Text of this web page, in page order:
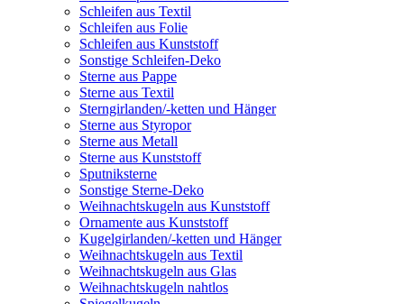
Schleifen aus Textil
Schleifen aus Folie
Schleifen aus Kunststoff
Sonstige Schleifen-Deko
Sterne aus Pappe
Sterne aus Textil
Sterngirlanden/-ketten und Hänger
Sterne aus Styropor
Sterne aus Metall
Sterne aus Kunststoff
Sputniksterne
Sonstige Sterne-Deko
Weihnachtskugeln aus Kunststoff
Ornamente aus Kunststoff
Kugelgirlanden/-ketten und Hänger
Weihnachtskugeln aus Textil
Weihnachtskugeln aus Glas
Weihnachtskugeln nahtlos